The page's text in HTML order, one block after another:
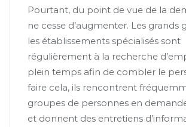
Pourtant, du point de vue de la
ne cesse d’augmenter. Les grands
les établissements spécialisés sont
régulièrement à la recherche
plein temps afin de combler le
faire cela, ils rencontrent
groupes de personnes en
et donnent des entretiens